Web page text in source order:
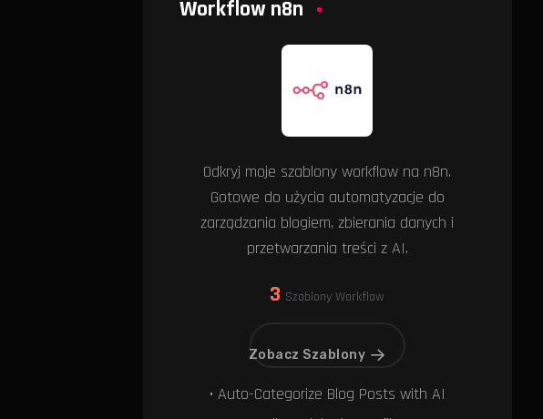
Workflow n8n
Odkryj moje szablony workflow na n8n.
Gotowe do użycia automatyzacje do
zarządzania blogiem, zbierania danych i
przetwarzania treści z AI.
3 Szablony Workflow
Zobacz Szablony
• Auto-Categorize Blog Posts with AI